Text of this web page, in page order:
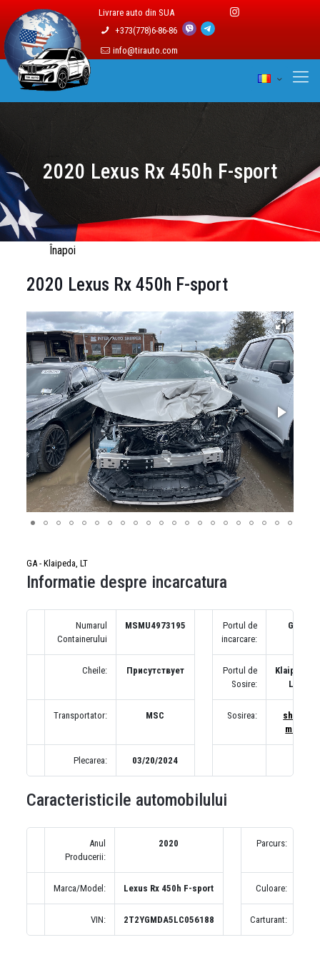
Livrare auto din SUA
+373(778)6-86-86
info@tirauto.com
2020 Lexus Rx 450h F-sport
Înapoi
2020 Lexus Rx 450h F-sport
GA - Klaipeda, LT
Informatie despre incarcatura
Numarul
Containerului
MSMU4973195
Portul de
incarcare:
GA
Cheile: Присутствует
Portul de
Sosire:
Klaipeda,
LT
Transportator: MSC Sosirea:
show
map
Plecarea: 03/20/2024
Caracteristicile automobilului
Anul
Producerii:
2020 Parcurs:
Marca/Model: Lexus Rx 450h F-sport Culoare:
VIN: 2T2YGMDA5LC056188 Carturant: